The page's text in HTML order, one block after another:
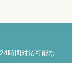
時間対応可能な